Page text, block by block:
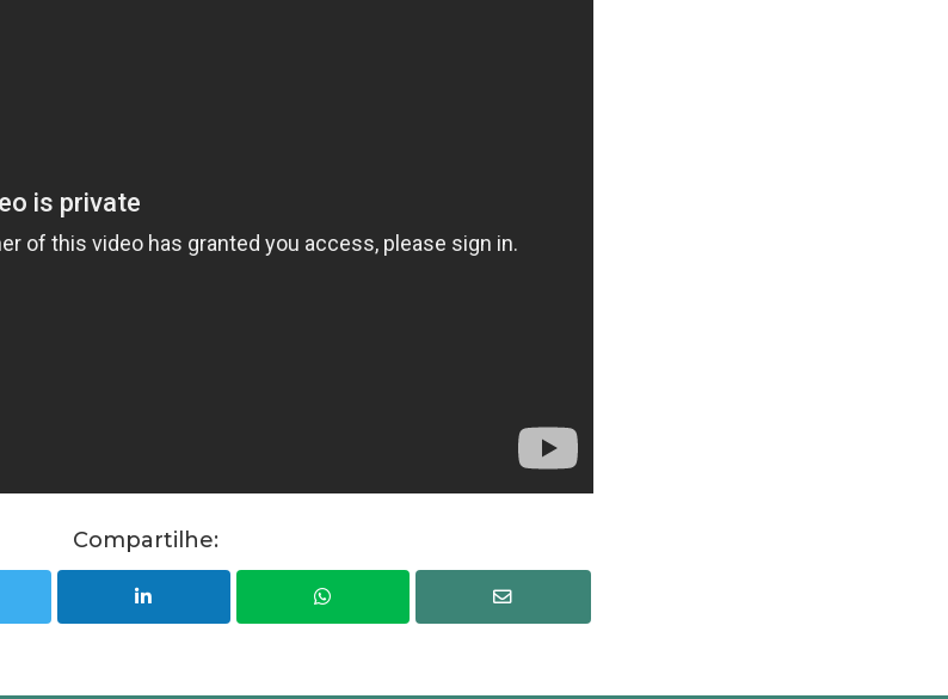
Compartilhe: